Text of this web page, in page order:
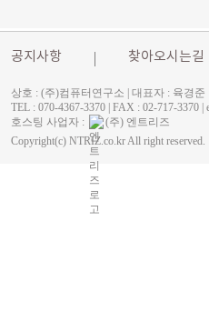
공지사항 찾아오시는길
상호 : (주)컴퓨터연구소 | 대표자 : 육경
TEL : 070-4367-3370 | FAX : 02-717-
호스팅 사업자 :
(주) 엔트리즈
Copyright(c) NTRIZ.co.kr All right reserved.